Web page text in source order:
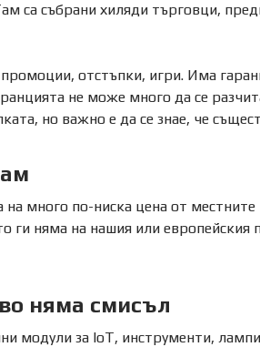
са събрани хиляди търговци,
отстъпки, игри. Има
не може много да се
но важно е да се знае, че
много по-ниска цена от местните
ги няма на нашия или европейския
няма смисъл
модули за IoT, инструменти,